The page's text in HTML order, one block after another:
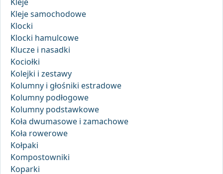
Kleje samochodowe
Klocki
Klocki hamulcowe
Klucze i nasadki
Kociołki
Kolejki i zestawy
Kolumny i głośniki estradowe
Kolumny podłogowe
Kolumny podstawkowe
Koła dwumasowe i zamachowe
Koła rowerowe
Kołpaki
Kompostowniki
Koparki